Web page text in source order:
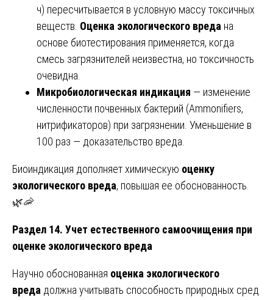
ч) пересчитывается в условную массу токсичных
веществ. Оценка экологического вреда на
основе биотестирования применяется, когда
смесь загрязнителей неизвестна, но токсичность
очевидна.
Микробиологическая индикация — изменение
численности почвенных бактерий (Ammonifiers,
нитрификаторов) при загрязнении. Уменьшение в
100 раз — доказательство вреда.
Биоиндикация дополняет химическую оценку
экологического вреда, повышая ее обоснованность.
🌿🦐
Раздел 14. Учет естественного самоочищения при
оценке экологического вреда
Научно обоснованная оценка экологического
вреда должна учитывать способность природных сред